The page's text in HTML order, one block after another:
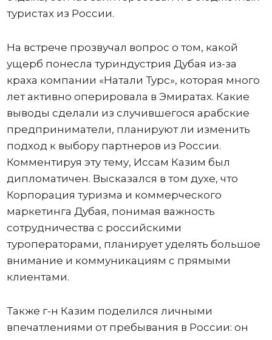
туристах из России.
На встрече прозвучал вопрос о том, какой
ущерб понесла туриндустрия Дубая из-за
краха компании «Натали Турс», которая много
лет активно оперировала в Эмиратах. Какие
выводы сделали из случившегося арабские
предприниматели, планируют ли изменить
подход к выбору партнеров из России.
Комментируя эту тему, Иссам Казим был
дипломатичен. Высказался в том духе, что
Корпорация туризма и коммерческого
маркетинга Дубая, понимая важность
сотрудничества с российскими
туроператорами, планирует уделять большое
внимание и коммуникациям с прямыми
клиентами.
Также г-н Казим поделился личными
впечатлениями от пребывания в России: он